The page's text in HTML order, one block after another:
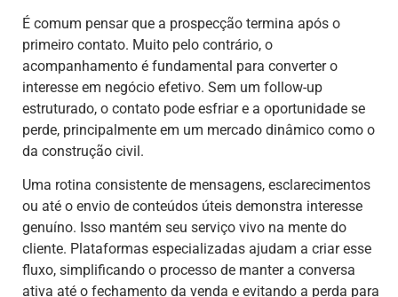
É comum pensar que a prospecção termina após o
primeiro contato. Muito pelo contrário, o
acompanhamento é fundamental para converter o
interesse em negócio efetivo. Sem um follow-up
estruturado, o contato pode esfriar e a oportunidade se
perde, principalmente em um mercado dinâmico como o
da construção civil.
Uma rotina consistente de mensagens, esclarecimentos
ou até o envio de conteúdos úteis demonstra interesse
genuíno. Isso mantém seu serviço vivo na mente do
cliente. Plataformas especializadas ajudam a criar esse
fluxo, simplificando o processo de manter a conversa
ativa até o fechamento da venda e evitando a perda para